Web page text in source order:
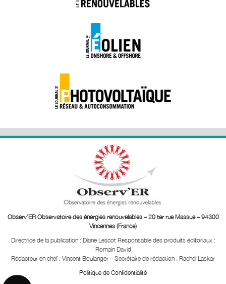
Observ’ER Observatoire des énergies renouvelables – 20 ter rue Massue – 94300
Vincennes (France)
Directrice de la publication : Diane Lescot Responsable des produits éditoriaux :
Romain David
Rédacteur en chef : Vincent Boulanger – Secrétaire de rédaction : Rachel Laskar
Politique de Confidentialité